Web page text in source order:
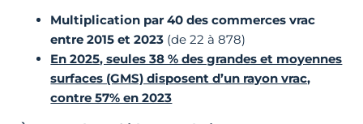
Multiplication par 40 des commerces vrac
entre 2015 et 2023 (de 22 à 878)
En 2025, seules 38 % des grandes et moyennes
surfaces (GMS) disposent d’un rayon vrac,
contre 57% en 2023